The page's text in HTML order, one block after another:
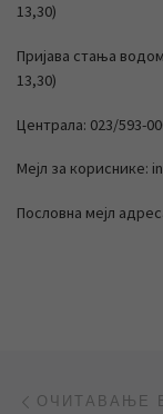
13,30)
Пријава стања
13,30)
Централа: 023/593-
Мејл за кориснике:
Пословна мејл
Post